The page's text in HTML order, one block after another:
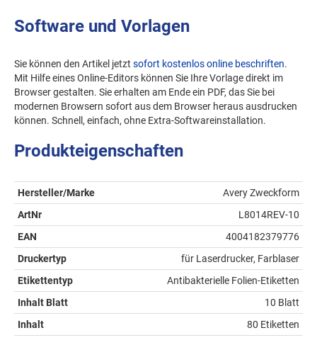
Software und Vorlagen
Sie können den Artikel jetzt sofort kostenlos online beschriften.
Mit Hilfe eines Online-Editors können Sie Ihre Vorlage direkt im
Browser gestalten. Sie erhalten am Ende ein PDF, das Sie bei
modernen Browsern sofort aus dem Browser heraus ausdrucken
können. Schnell, einfach, ohne Extra-Softwareinstallation.
Produkteigenschaften
Hersteller/Marke
Avery Zweckform
ArtNr
L8014REV-10
EAN
4004182379776
Druckertyp
für Laserdrucker, Farblaser
Etikettentyp
Antibakterielle Folien-Etiketten
Inhalt Blatt
10 Blatt
Inhalt
80 Etiketten